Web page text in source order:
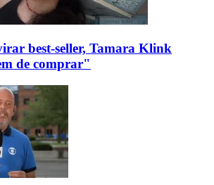
best-seller, Tamara Klink
de comprar"